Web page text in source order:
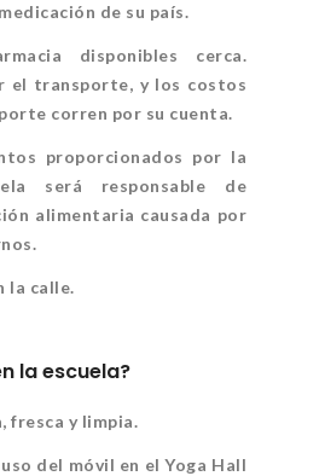
de su país.
disponibles cerca.
el transporte, y los costos
corren por su cuenta.
proporcionados por la
será responsable de
alimentaria causada por
la calle.
la escuela?
fresca y limpia.
del móvil en el Yoga Hall